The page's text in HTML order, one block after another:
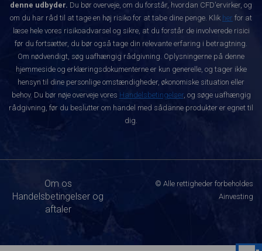
denne udbyder. Du bør overveje, om du forstår, hvordan CFD'ervirker, og
om du har råd til at tage en høj risiko for at tabe dine penge. Klik her for at
læse hele vores risikoadvarsel og sikre, at du forstår de involverede risici
før du fortsætter, du bør også tage din relevante erfaring i betragtning.
Om nødvendigt, søg uafhængig rådgivning. Oplysningerne på denne
hjemmeside og erklæringsdokumenterne er kun generelle, og tager ikke
hensyn til dine personlige omstændigheder, økonomiske situation eller
behov. Du bør nøje overveje vores Handelsbetingelser, og søge uafhængig
rådgivning, før du beslutter om handel med sådanne produkter er egnet til
dig.
Om os
Handelsbetingelser og
aftaler
© Alle rettigheder forbeholdes
Ainvesting